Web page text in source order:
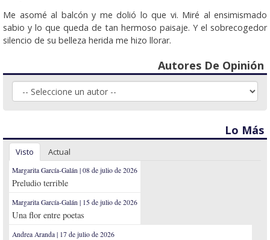
Me asomé al balcón y me dolió lo que vi. Miré al ensimismado
sabio y lo que queda de tan hermoso paisaje. Y el sobrecogedor
silencio de su belleza herida me hizo llorar.
Autores De Opinión
Lo Más
Visto Actual
Margarita García-Galán | 08 de julio de 2026
Preludio terrible
Margarita García-Galán | 15 de julio de 2026
Una flor entre poetas
Andrea Aranda | 17 de julio de 2026